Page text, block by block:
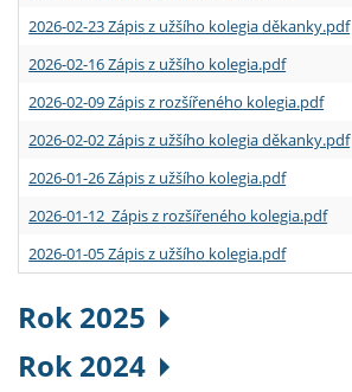
2026-02-23 Zápis z užšího kolegia děkanky.pdf
2026-02-16 Zápis z užšího kolegia.pdf
2026-02-09 Zápis z rozšířeného kolegia.pdf
2026-02-02 Zápis z užšího kolegia děkanky.pdf
2026-01-26 Zápis z užšího kolegia.pdf
2026-01-12 Zápis z rozšířeného kolegia.pdf
2026-01-05 Zápis z užšího kolegia.pdf
Rok 2025
Rok 2024